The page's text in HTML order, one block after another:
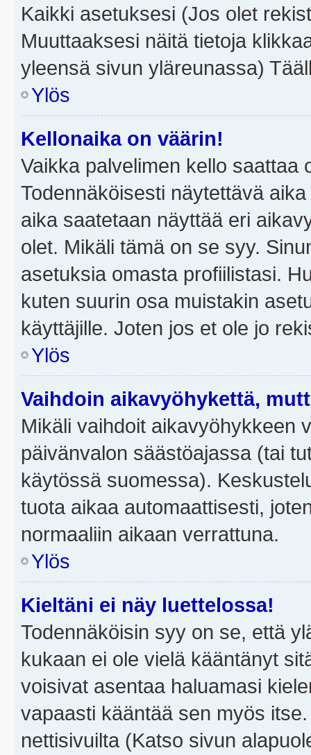
Kaikki asetuksesi (Jos olet
Muuttaaksesi näitä tietoja
yleensä sivun yläreunassa)
Ylös
Kellonaika on väärin!
Vaikka palvelimen kello saattaa
Todennäköisesti näytettävä
aika saatetaan näyttää eri
olet. Mikäli tämä on se syy.
asetuksia omasta profiilistasi.
kuten suurin osa muistakin
käyttäjille. Joten jos et ole jo
Ylös
Vaihdoin aikavyöhykettä,
Mikäli vaihdoit aikavyöhykkeen
päivänvalon säästöajassa (tai
käytössä suomessa).
tuota aikaa automaattisesti,
normaaliin aikaan verrattuna.
Ylös
Kieltäni ei näy luettelossa!
Todennäköisin syy on se, että
kukaan ei ole vielä kääntänyt
voisivat asentaa haluamasi
vapaasti kääntää sen myös
nettisivuilta (Katso sivun